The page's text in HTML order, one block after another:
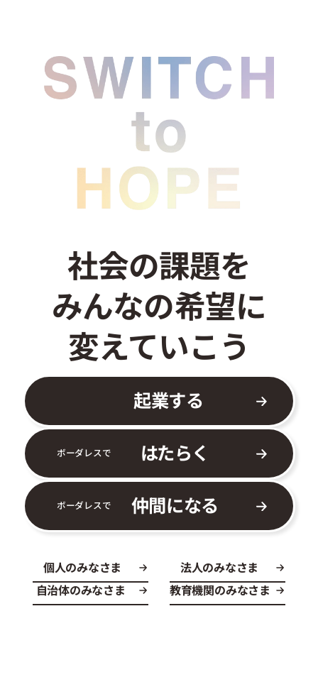
お問い合わせ
社会の課題を
みんなの希望に
変えていこう
起業する
ボーダレスで はたらく
ボーダレスで 仲間になる
個人のみなさま
法人のみなさま
自治体のみなさま
教育機関のみなさま